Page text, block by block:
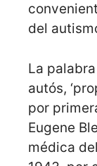
del
La
autós,
por
Eugene
médica